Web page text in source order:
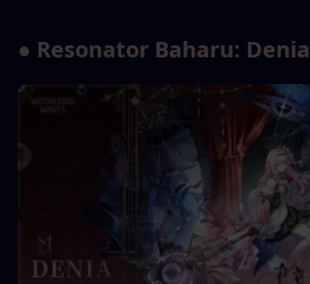
● Resonator Baharu: Denia